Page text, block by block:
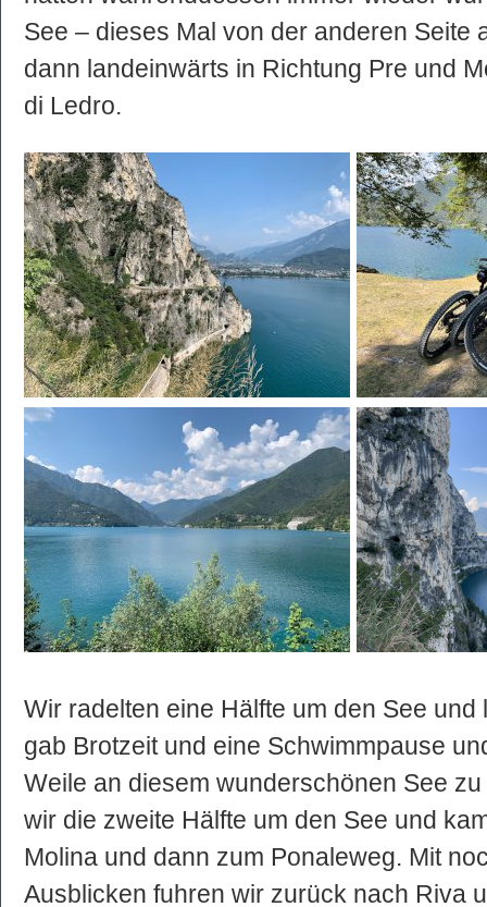
See – dieses Mal von der anderen Seite
dann landeinwärts in Richtung Pre und
di Ledro.
Wir radelten eine Hälfte um den See
gab Brotzeit und eine Schwimmpause
Weile an diesem wunderschönen See
wir die zweite Hälfte um den See und
Molina und dann zum Ponaleweg. Mit
Ausblicken fuhren wir zurück nach Riva